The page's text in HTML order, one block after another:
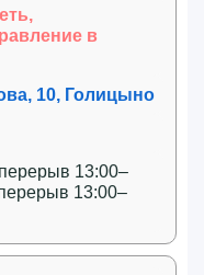
в
10, Голицыно
13:00–
13:00–